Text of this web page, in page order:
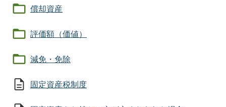
償却資産
評価額（価値）
減免・免除
固定資産税制度